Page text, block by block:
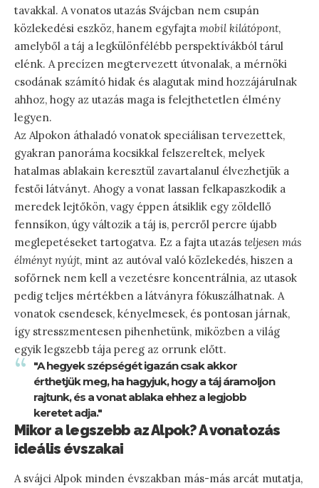
tavakkal. A vonatos utazás Svájcban nem csupán
közlekedési eszköz, hanem egyfajta mobil kilátópont,
amelyből a táj a legkülönfélébb perspektívákból tárul
elénk. A precízen megtervezett útvonalak, a mérnöki
csodának számító hidak és alagutak mind hozzájárulnak
ahhoz, hogy az utazás maga is felejthetetlen élmény
legyen.
Az Alpokon áthaladó vonatok speciálisan tervezettek,
gyakran panoráma kocsikkal felszereltek, melyek
hatalmas ablakain keresztül zavartalanul élvezhetjük a
festői látványt. Ahogy a vonat lassan felkapaszkodik a
meredek lejtőkön, vagy éppen átsiklik egy zöldellő
fennsíkon, úgy változik a táj is, percről percre újabb
meglepetéseket tartogatva. Ez a fajta utazás teljesen más
élményt nyújt, mint az autóval való közlekedés, hiszen a
sofőrnek nem kell a vezetésre koncentrálnia, az utasok
pedig teljes mértékben a látványra fókuszálhatnak. A
vonatok csendesek, kényelmesek, és pontosan járnak,
így stresszmentesen pihenhetünk, miközben a világ
egyik legszebb tája pereg az orrunk előtt.
"A hegyek szépségét igazán csak akkor
érthetjük meg, ha hagyjuk, hogy a táj áramoljon
rajtunk, és a vonat ablaka ehhez a legjobb
keretet adja."
Mikor a legszebb az Alpok? A vonatozás
ideális évszakai
A svájci Alpok minden évszakban más-más arcát mutatja,